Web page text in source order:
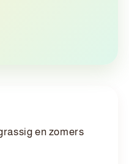
en zomers